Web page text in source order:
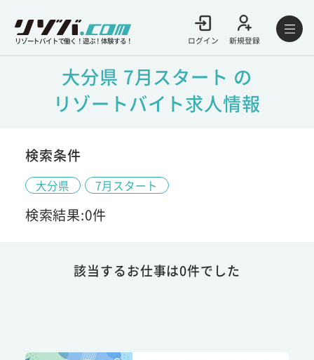
リゾートバイトで働く！遊ぶ！体験する！ ログイン 新規登録
大分県 7月スタート の
リゾートバイト求人情報
検索条件
大分県 7月スタート
検索結果:0件
該当するお仕事は0件でした